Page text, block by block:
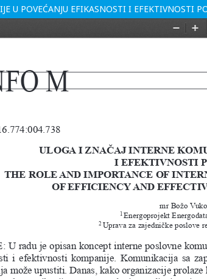
U POVEĆANJU EFIKASNOSTI I EFEKTIVNOSTI